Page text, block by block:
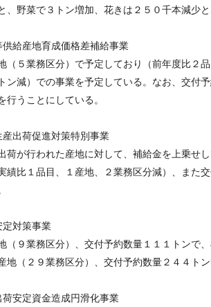
、野菜で３トン増加、花きは２５０千本減少と
給産地育成価格差補給事業
（５業務区分）で予定しており（前年度比２
ン減）での事業を予定している。なお、交
行うことにしている。
出荷促進対策特別事業
荷が行われた産地に対して、補給金を上乗せ
績比１品目、１産地、２業務区分減）、また
対策事業
（９業務区分）、交付予約数量１１１トンで
地（２９業務区分）、交付予約数量２４４ト
安定資金造成円滑化事業